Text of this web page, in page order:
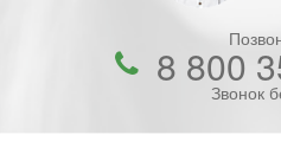
8 800
Звонок